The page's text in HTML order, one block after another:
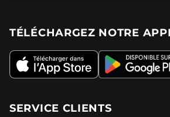
TÉLÉCHARGEZ NOTRE
SERVICE CLIENTS